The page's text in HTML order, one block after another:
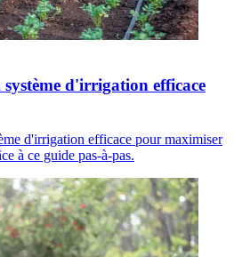
d'irrigation efficace
d'irrigation efficace pour maximiser
à ce guide pas-à-pas.